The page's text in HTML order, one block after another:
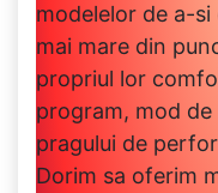
modelelor de a-
mai mare din
propriul lor
program, mod
pragului de
Dorim sa oferim